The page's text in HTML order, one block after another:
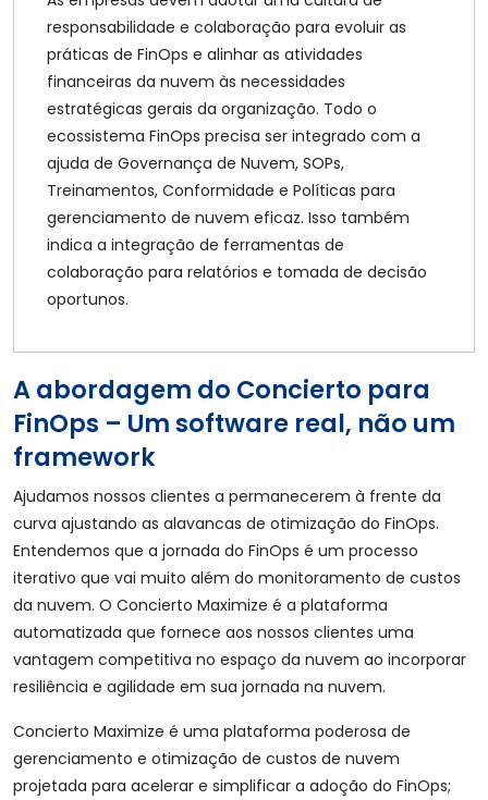
responsabilidade e colaboração para evoluir as
práticas de FinOps e alinhar as atividades
financeiras da nuvem às necessidades
estratégicas gerais da organização. Todo o
ecossistema FinOps precisa ser integrado com a
ajuda de Governança de Nuvem, SOPs,
Treinamentos, Conformidade e Políticas para
gerenciamento de nuvem eficaz. Isso também
indica a integração de ferramentas de
colaboração para relatórios e tomada de decisão
oportunos.
A abordagem do Concierto para
FinOps – Um software real, não um
framework
Ajudamos nossos clientes a permanecerem à frente da
curva ajustando as alavancas de otimização do FinOps.
Entendemos que a jornada do FinOps é um processo
iterativo que vai muito além do monitoramento de custos
da nuvem. O Concierto Maximize é a plataforma
automatizada que fornece aos nossos clientes uma
vantagem competitiva no espaço da nuvem ao incorporar
resiliência e agilidade em sua jornada na nuvem.
Concierto Maximize é uma plataforma poderosa de
gerenciamento e otimização de custos de nuvem
projetada para acelerar e simplificar a adoção do FinOps;